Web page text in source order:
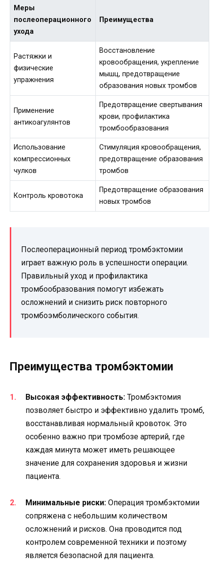
Меры
послеоперационного
ухода
Преимущества
Растяжки и
физические
упражнения
Восстановление
кровообращения, укрепление
мышц, предотвращение
образования новых тромбов
Применение
антикоагулянтов
Предотвращение свертывания
крови, профилактика
тромбообразования
Использование
компрессионных
чулков
Стимуляция кровообращения,
предотвращение образования
тромбов
Контроль кровотока
Предотвращение образования
новых тромбов
Послеоперационный период тромбэктомии
играет важную роль в успешности операции.
Правильный уход и профилактика
тромбообразования помогут избежать
осложнений и снизить риск повторного
тромбоэмболического события.
Преимущества тромбэктомии
Высокая эффективность: Тромбэктомия
позволяет быстро и эффективно удалить тромб,
восстанавливая нормальный кровоток. Это
особенно важно при тромбозе артерий, где
каждая минута может иметь решающее
значение для сохранения здоровья и жизни
пациента.
Минимальные риски: Операция тромбэктомии
сопряжена с небольшим количеством
осложнений и рисков. Она проводится под
контролем современной техники и поэтому
является безопасной для пациента.